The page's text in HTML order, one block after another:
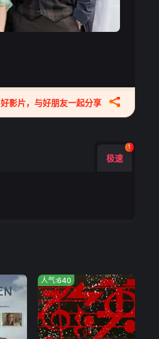
好影片，与好朋友一起分享
极速
1
人气:640